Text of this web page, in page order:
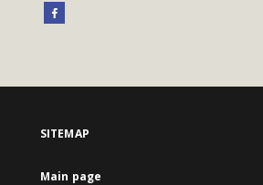
SITEMAP
Main page